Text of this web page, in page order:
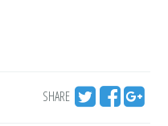
SHARE